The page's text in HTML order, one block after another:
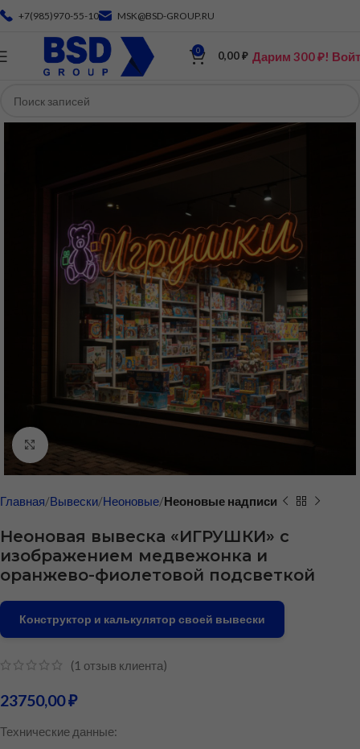
+7(985)970-55-10 MSK@BSD-GROUP.RU
0 0,00₽ Дарим 300 ₽!
Нажмите, чтобы увеличить
Главная Вывески Неоновые Неоновые надписи
Неоновая вывеска «ИГРУШКИ» с
изображением медвежонка и
оранжево-фиолетовой подсветкой
Конструктор и калькулятор своей вывески
(1 отзыв клиента)
23750,00₽
Технические данные: